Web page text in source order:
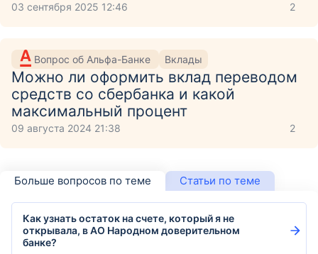
03 сентября 2025 12:46 2
Вопрос об Альфа-Банке Вклады
Можно ли оформить вклад переводом
средств со сбербанка и какой
максимальный процент
09 августа 2024 21:38 2
Больше вопросов по теме Статьи по теме
Как узнать остаток на счете, который я не
открывала, в АО Народном доверительном
банке?